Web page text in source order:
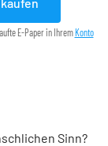
E-Paper in IhremKonto
Sinn?